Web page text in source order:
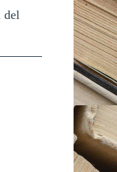
del